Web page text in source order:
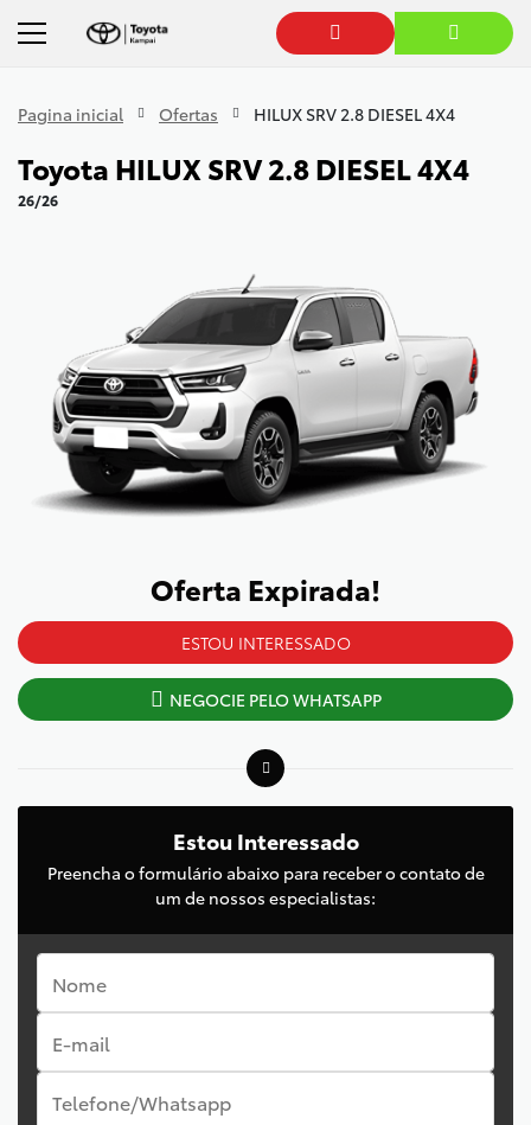
Pagina inicial Ofertas HILUX SRV 2.8 DIESEL 4X4
Toyota HILUX SRV 2.8 DIESEL 4X4
26/26
Oferta Expirada!
ESTOU INTERESSADO
NEGOCIE PELO WHATSAPP
Estou Interessado
Preencha o formulário abaixo para receber o contato de
um de nossos especialistas: